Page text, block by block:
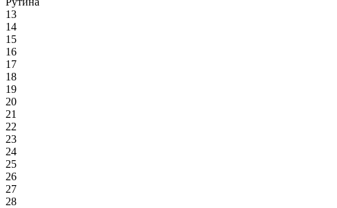
13
14
15
16
17
18
19
20
21
22
23
24
25
26
27
28